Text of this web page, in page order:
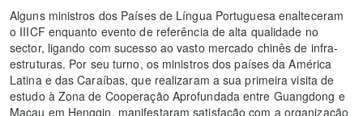
Alguns ministros dos Países de Língua Portuguesa enalteceram
o IIICF enquanto evento de referência de alta qualidade no
sector, ligando com sucesso ao vasto mercado chinês de infra-
estruturas. Por seu turno, os ministros dos países da América
Latina e das Caraíbas, que realizaram a sua primeira visita de
estudo à Zona de Cooperação Aprofundada entre Guangdong e
Macau em Hengqin, manifestaram satisfação com a organização